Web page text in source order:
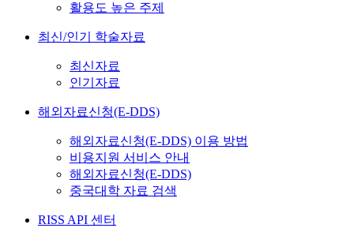
활용도 높은 주제
최신/인기 학술자료
최신자료
인기자료
해외자료신청(E-DDS)
해외자료신청(E-DDS) 이용 방법
비용지원 서비스 안내
해외자료신청(E-DDS)
중국대학 자료 검색
RISS API 센터